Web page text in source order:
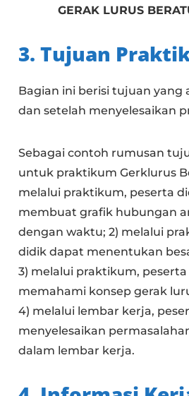
GERAK LURUS
3. Tujuan
Bagian ini berisi tujuan yang
dan setelah menyelesaikan
Sebagai contoh rumusan
untuk praktikum Gerklurus
melalui praktikum, peserta
membuat grafik hubungan
dengan waktu; 2) melalui
didik dapat menentukan
3) melalui praktikum,
memahami konsep gerak
4) melalui lembar kerja,
menyelesaikan
dalam lembar kerja.